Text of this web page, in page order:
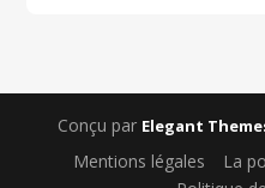
Conçu par Elegant
Mentions légales
La